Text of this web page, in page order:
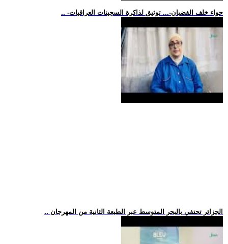
.. -حواء خلف القضبان-... توثيق لذاكرة السجينات العراقيات
.. الجزائر تحتفي بالبحر المتوسط عبر الطبعة الثانية من المهرجان